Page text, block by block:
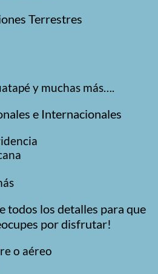
Terrestres
y muchas más….
e Internacionales
todos los detalles para que
por disfrutar!
o aéreo